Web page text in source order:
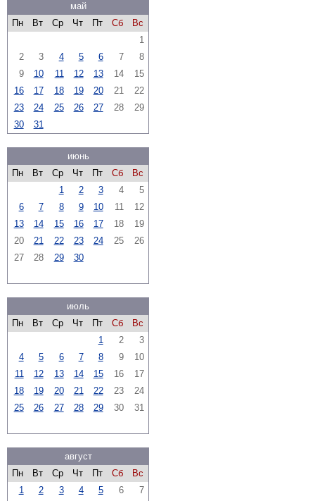
май
Пн
Вт Ср Чт Пт Сб
Вс
1
2
3 4 5 6 7
8
9
10 11 12 13 14
15
16
17 18 19 20 21
22
23
24 25 26 27 28
29
30
31
июнь
Пн
Вт Ср Чт Пт Сб
Вс
1
2 3 4
5
6
7 8 9 10 11
12
13
14 15 16 17 18
19
20
21 22 23 24 25
26
27
28 29 30
июль
Пн
Вт Ср Чт Пт Сб
Вс
1
2
3
4
5 6 7 8 9
10
11
12 13 14 15 16
17
18
19 20 21 22 23
24
25
26 27 28 29 30 31
август
Пн
Вт Ср Чт Пт Сб
Вс
1
2 3 4 5 6
7